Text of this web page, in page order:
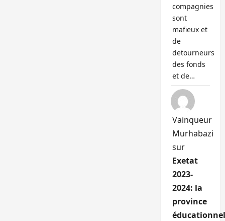
compagnies
sont
mafieux et
de
detourneurs
des fonds
et de…
Vainqueur
Murhabazi
sur
Exetat
2023-
2024: la
province